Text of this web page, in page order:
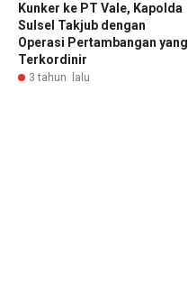
Kunker ke PT Vale, Kapolda
Sulsel Takjub dengan
Operasi Pertambangan yang
Terkordinir
3 tahun lalu